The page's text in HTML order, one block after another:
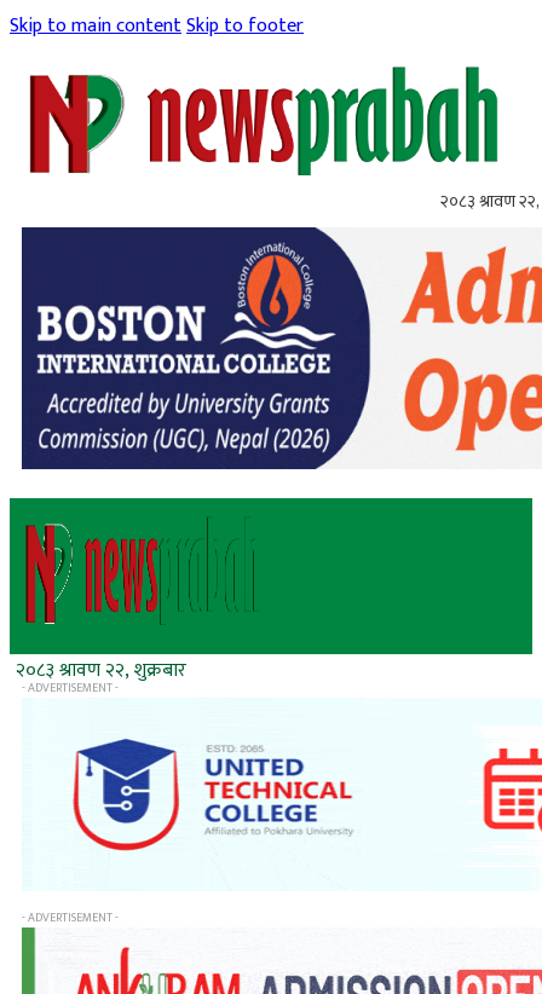
Skip to main contentSkip to footer
२०८३ श्रावण २२,
२०८३ श्रावण २२, शुक्रबार
- ADVERTISEMENT -
- ADVERTISEMENT -